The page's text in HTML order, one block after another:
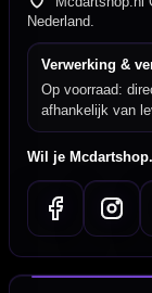
Nederland.
Verwerking &
Op voorraad:
afhankelijk van
Wil je